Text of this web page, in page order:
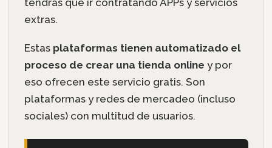
tendrás que ir contratando APPs y servicios
extras.
Estas plataformas tienen automatizado el
proceso de crear una tienda online y por
eso ofrecen este servicio gratis. Son
plataformas y redes de mercadeo (incluso
sociales) con multitud de usuarios.